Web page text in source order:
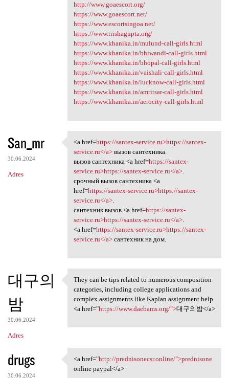
http://www.goaescort.org/
https://www.goaescort.net/
https://www.escortsingoa.net/
https://www.trishagupta.org/
https://www.khanika.in/mulund-call-girls.html
https://www.khanika.in/bhiwandi-call-girls.html
https://www.khanika.in/bhopal-call-girls.html
https://www.khanika.in/vaishali-call-girls.html
https://www.khanika.in/lucknow-call-girls.html
https://www.khanika.in/amritsar-call-girls.html
https://www.khanika.in/aerocity-call-girls.html
San_mr
30.06.2024
Adres
<a href=https://santex
<a href=https://santex-service.ru>https://santex-
service.ru</a>вызов сантехника.
вызов сантехника <a href=https://santex-
service.ru>https://santex-service.ru</a>.
срочный вызов сантехника <a
href=https://santex-service.ru>https://santex-
service.ru</a>.
сантехник вызов <a href=https://santex-
service.ru>https://santex-service.ru</a>.
<a href=https://santex-service.ru>https://santex-
service.ru</a>сантехник на дом.
대구의
밤
30.06.2024
Adres
They can be tips related to
They can be tips related to numerous composition
categories, including college applications and
complex assignments like Kaplan assignment help
<a href="https://www.daebams.org/">대구의밤</a>
drugs
30.06.2024
<a href="http://prednisonecsr
<a href="http://prednisonecsr.online/">prednisone
online paypal</a>